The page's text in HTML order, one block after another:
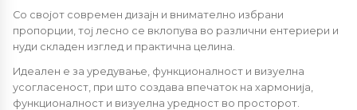
Со својот современ дизајн и внимателно избрани
пропорции, тој лесно се вклопува во различни ентериери и
нуди складен изглед и практична целина.
Идеален е за уредување, функционалност и визуелна
усогласеност, при што создава впечаток на хармонија,
функционалност и визуелна уредност во просторот.